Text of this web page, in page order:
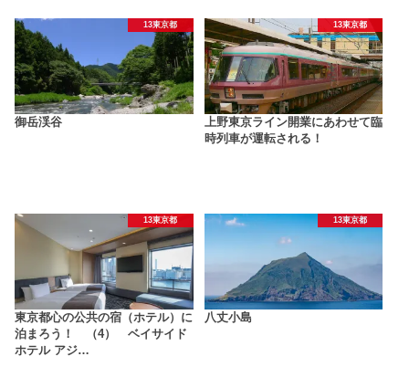
13東京都
御岳渓谷
13東京都
上野東京ライン開業にあわせて臨
時列車が運転される！
13東京都
東京都心の公共の宿（ホテル）に
泊まろう！ （4） ベイサイド
ホテル アジ…
13東京都
八丈小島